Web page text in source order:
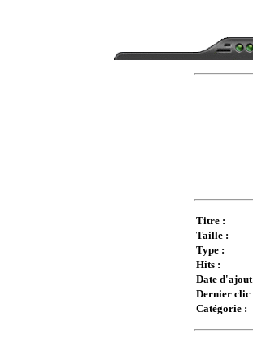
Titre :
Taille :
Type :
Hits :
Date
Dernier clic
Catégorie :